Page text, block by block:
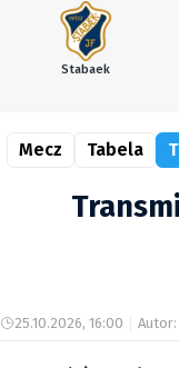
Stabaek
Mecz Tabela
25.10.2026, 16:00 Autor: